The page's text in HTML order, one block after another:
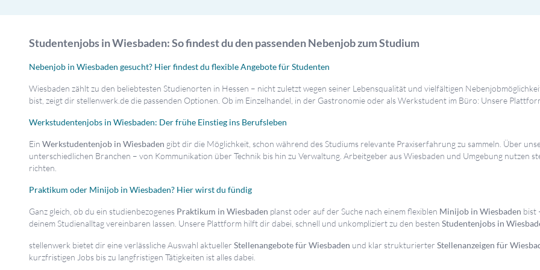
Studentenjobs in Wiesbaden: So findest du den passenden Nebenjob zum Studium
Nebenjob in Wiesbaden gesucht? Hier findest du flexible Angebote für Studenten
Wiesbaden zählt zu den beliebtesten Studienorten in Hessen – nicht zuletzt wegen seiner Lebensqualität und vielfältigen
bist, zeigt dir stellenwerk.de die passenden Optionen. Ob im Einzelhandel, in der Gastronomie oder als Werkstudent im Büro: Unsere
Werkstudentenjobs in Wiesbaden: Der frühe Einstieg ins Berufsleben
Ein Werkstudentenjob in Wiesbaden gibt dir die Möglichkeit, schon während des Studiums relevante Praxiserfahrung zu sammeln. Über
unterschiedlichen Branchen – von Kommunikation über Technik bis hin zu Verwaltung. Arbeitgeber aus Wiesbaden und Umgebung nutzen
richten.
Praktikum oder Minijob in Wiesbaden? Hier wirst du fündig
Ganz gleich, ob du ein studienbezogenes Praktikum in Wiesbaden planst oder auf der Suche nach einem flexiblen Minijob in Wiesbaden bist
deinem Studienalltag vereinbaren lassen. Unsere Plattform hilft dir dabei, schnell und unkompliziert zu den besten Studentenjobs in
stellenwerk bietet dir eine verlässliche Auswahl aktueller Stellenangebote für Wiesbaden und klar strukturierter Stellenanzeigen für
kurzfristigen Jobs bis zu langfristigen Tätigkeiten ist alles dabei.